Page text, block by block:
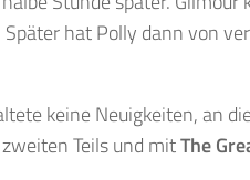
hat Polly dann von
keine Neuigkeiten, an
Teils und mitThe